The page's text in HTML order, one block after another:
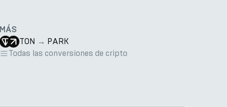
MÁS
TON → PARK
Todas las conversiones de cripto